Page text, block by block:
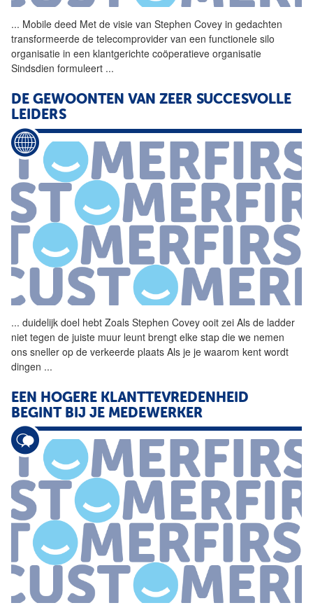
... Mobile deed Met de visie van Stephen Covey in gedachten
transformeerde de telecomprovider van een functionele silo
organisatie in een klantgerichte coöperatieve organisatie
Sindsdien formuleert ...
DE GEWOONTEN VAN ZEER SUCCESVOLLE
LEIDERS
... duidelijk doel hebt Zoals Stephen Covey ooit zei Als de ladder
niet tegen de juiste muur leunt brengt elke stap die we nemen
ons sneller op de verkeerde plaats Als je je waarom kent wordt
dingen ...
EEN HOGERE KLANTTEVREDENHEID
BEGINT BIJ JE MEDEWERKER